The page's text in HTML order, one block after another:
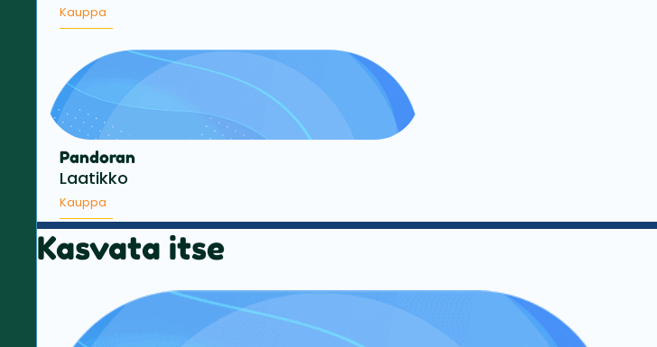
Kauppa
Pandoran
Laatikko
Kauppa
Kasvata itse